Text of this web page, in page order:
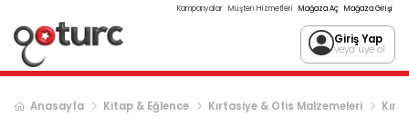
Kampanyalar Müşteri Hizmetleri Mağaza Aç Mağaza Girişi
Giriş Yap
veya üye ol
Anasayfa Kitap & Eğlence Kırtasiye & Ofis Malzemeleri